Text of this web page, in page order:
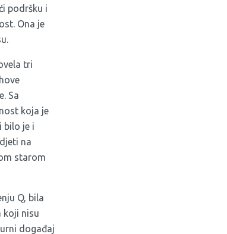
podršku i
Ona je
tri
Sa
koja je
bilo je i
na
starom
Q, bila
koji nisu
događaj